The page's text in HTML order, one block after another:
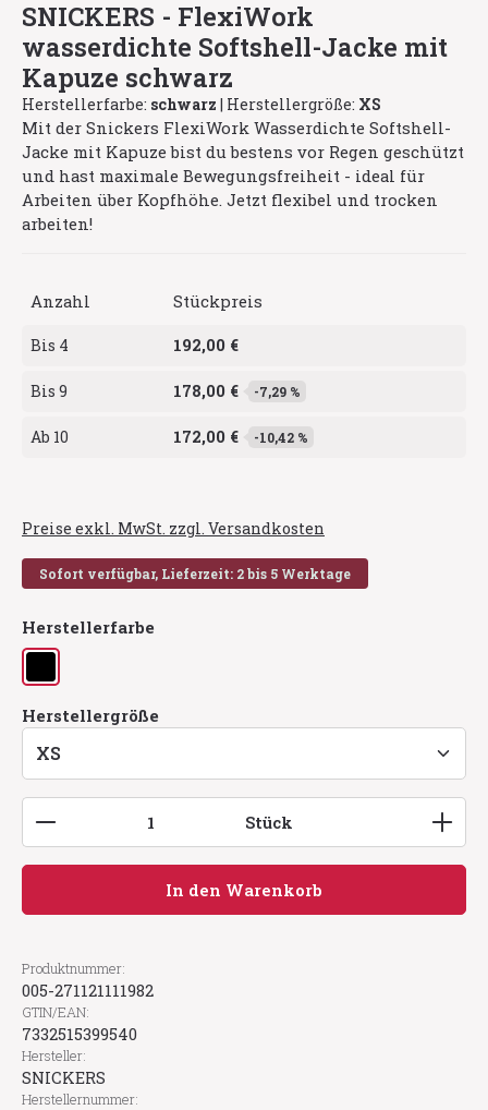
SNICKERS - FlexiWork
wasserdichte Softshell-Jacke mit
Kapuze schwarz
Herstellerfarbe: schwarz | Herstellergröße: XS
Mit der Snickers FlexiWork Wasserdichte Softshell-
Jacke mit Kapuze bist du bestens vor Regen geschützt
und hast maximale Bewegungsfreiheit - ideal für
Arbeiten über Kopfhöhe. Jetzt flexibel und trocken
arbeiten!
Anzahl Stückpreis
Bis 4 192,00 €
Bis 9 178,00 € -7,29 %
Ab 10 172,00 € -10,42 %
Preise exkl. MwSt. zzgl. Versandkosten
Sofort verfügbar, Lieferzeit: 2 bis 5 Werktage
Herstellerfarbe
schwarz
Herstellergröße
Produkt Anzahl: Gib den gewünschten Wert
Stück
In den Warenkorb
Produktnummer:
005-271121111982
GTIN/EAN:
7332515399540
Hersteller:
SNICKERS
Herstellernummer: